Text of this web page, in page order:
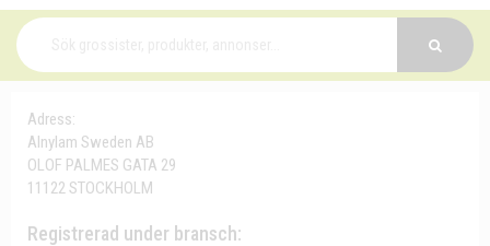
Adress:
Alnylam Sweden AB
OLOF PALMES GATA 29
11122 STOCKHOLM
Registrerad under bransch: